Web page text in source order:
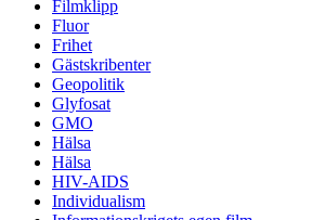
Filmklipp
Fluor
Frihet
Gästskribenter
Geopolitik
Glyfosat
GMO
Hälsa
Hälsa
HIV-AIDS
Individualism